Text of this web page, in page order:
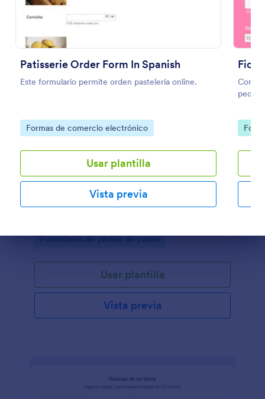
Patisserie Order Form In Spanish
Este formulario permite orden pastelería online.
Go to Category:
Formas de comercio electrónico
Usar plantilla
Vista previa
Con
pedido.
Go
Fin del diálogo
Ficha De Cotización
Con este Formulario podrá saber la cotización de su
pedido.
Go to Category:
Formularios de pedido de pastel
Usar plantilla
Vista previa